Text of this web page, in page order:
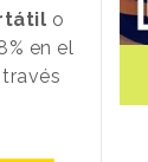
o
en el